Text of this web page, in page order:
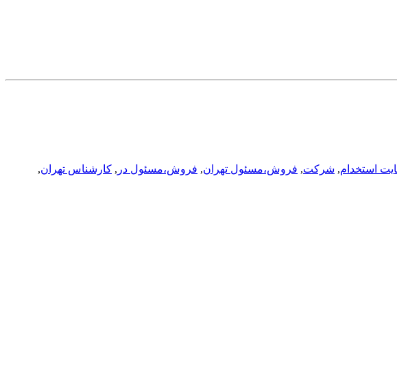
استخدام, شرکت, فروش،مسئول تهران, فروش،مسئول در , کارشناس تهران,